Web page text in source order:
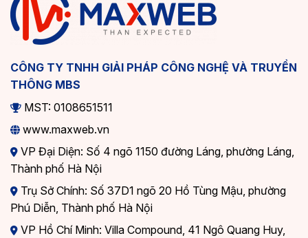
CÔNG TY TNHH GIẢI PHÁP CÔNG NGHỆ VÀ TRUYỀN
THÔNG MBS
MST: 0108651511
www.maxweb.vn
VP Đại Diện: Số 4 ngõ 1150 đường Láng, phường Láng,
Thành phố Hà Nội
Trụ Sở Chính: Số 37D1 ngõ 20 Hồ Tùng Mậu, phường
Phú Diễn, Thành phố Hà Nội
VP Hồ Chí Minh: Villa Compound, 41 Ngô Quang Huy,